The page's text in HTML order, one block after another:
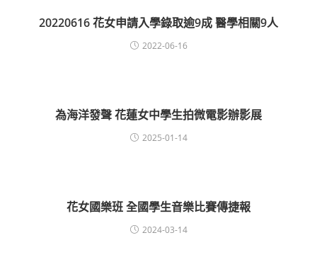
20220616 花女申請入學錄取逾9成 醫學相關9人
2022-06-16
為海洋發聲 花蓮女中學生拍微電影辦影展
2025-01-14
花女國樂班 全國學生音樂比賽傳捷報
2024-03-14